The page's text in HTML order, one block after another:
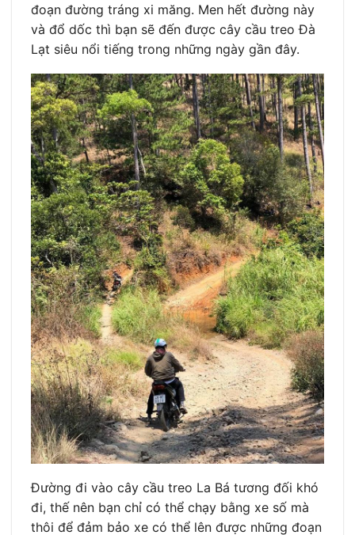
đoạn đường tráng xi măng. Men hết đường này
và đổ dốc thì bạn sẽ đến được cây cầu treo Đà
Lạt siêu nổi tiếng trong những ngày gần đây.
Đường đi vào cây cầu treo La Bá tương đối khó
đi, thế nên bạn chỉ có thể chạy bằng xe số mà
thôi để đảm bảo xe có thể lên được những đoạn